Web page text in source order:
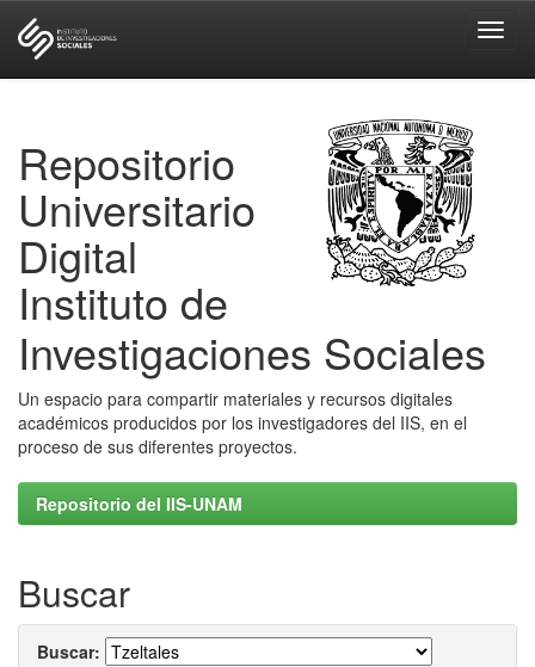
Repositorio
Universitario
Digital
Instituto de
Investigaciones Sociales
Un espacio para compartir materiales y recursos digitales
académicos producidos por los investigadores del IIS, en el
proceso de sus diferentes proyectos.
Repositorio del IIS-UNAM
Buscar
Buscar: